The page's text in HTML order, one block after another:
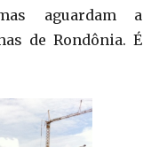
aguardam a
de Rondônia. É